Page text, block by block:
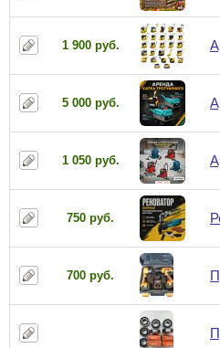
1 900 руб.
5 000 руб.
1 050 руб.
750 руб.
700 руб.